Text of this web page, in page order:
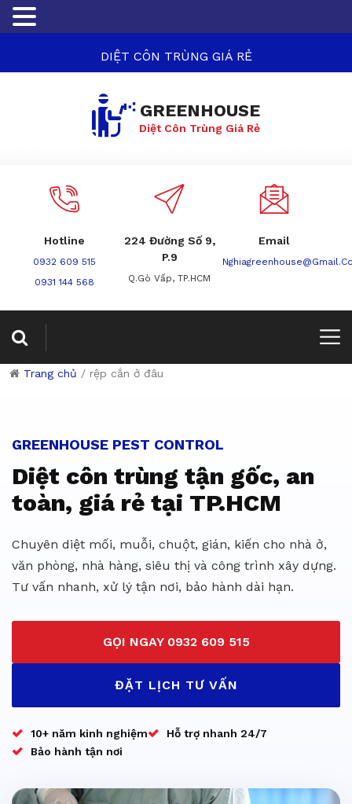
DIỆT CÔN TRÙNG GIÁ RẺ
GREENHOUSE
Diệt Côn Trùng Giá Rẻ
Hotline
0932 609 515
0931 144 568
224 Đường Số 9,
P.9
Q.Gò Vấp, TP.HCM
Email
Trang chủ / rệp cắn ở đâu
GREENHOUSE PEST CONTROL
Diệt côn trùng tận gốc, an
toàn, giá rẻ tại TP.HCM
Chuyên diệt mối, muỗi, chuột, gián, kiến cho nhà ở,
văn phòng, nhà hàng, siêu thị và công trình xây dựng.
Tư vấn nhanh, xử lý tận nơi, bảo hành dài hạn.
GỌI NGAY 0932 609 515
ĐẶT LỊCH TƯ VẤN
10+ năm kinh nghiệm
Hỗ trợ nhanh 24/7
Bảo hành tận nơi